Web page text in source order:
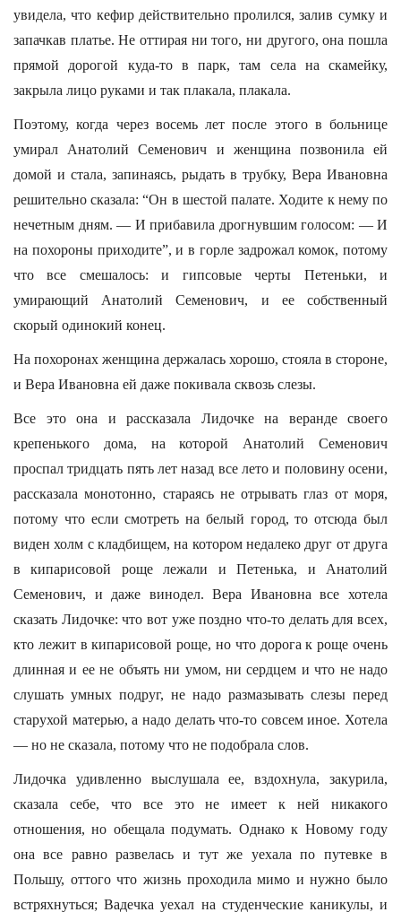
увидела, что кефир действительно пролился, залив сумку и
запачкав платье. Не оттирая ни того, ни другого, она пошла
прямой дорогой куда-то в парк, там села на скамейку,
закрыла лицо руками и так плакала, плакала.
Поэтому, когда через восемь лет после этого в больнице
умирал Анатолий Семенович и женщина позвонила ей
домой и стала, запинаясь, рыдать в трубку, Вера Ивановна
решительно сказала: “Он в шестой палате. Ходите к нему по
нечетным дням. — И прибавила дрогнувшим голосом: — И
на похороны приходите”, и в горле задрожал комок, потому
что все смешалось: и гипсовые черты Петеньки, и
умирающий Анатолий Семенович, и ее собственный
скорый одинокий конец.
На похоронах женщина держалась хорошо, стояла в стороне,
и Вера Ивановна ей даже покивала сквозь слезы.
Все это она и рассказала Лидочке на веранде своего
крепенького дома, на которой Анатолий Семенович
проспал тридцать пять лет назад все лето и половину осени,
рассказала монотонно, стараясь не отрывать глаз от моря,
потому что если смотреть на белый город, то отсюда был
виден холм с кладбищем, на котором недалеко друг от друга
в кипарисовой роще лежали и Петенька, и Анатолий
Семенович, и даже винодел. Вера Ивановна все хотела
сказать Лидочке: что вот уже поздно что-то делать для всех,
кто лежит в кипарисовой роще, но что дорога к роще очень
длинная и ее не объять ни умом, ни сердцем и что не надо
слушать умных подруг, не надо размазывать слезы перед
старухой матерью, а надо делать что-то совсем иное. Хотела
— но не сказала, потому что не подобрала слов.
Лидочка удивленно выслушала ее, вздохнула, закурила,
сказала себе, что все это не имеет к ней никакого
отношения, но обещала подумать. Однако к Новому году
она все равно развелась и тут же уехала по путевке в
Польшу, оттого что жизнь проходила мимо и нужно было
встряхнуться; Вадечка уехал на студенческие каникулы, и